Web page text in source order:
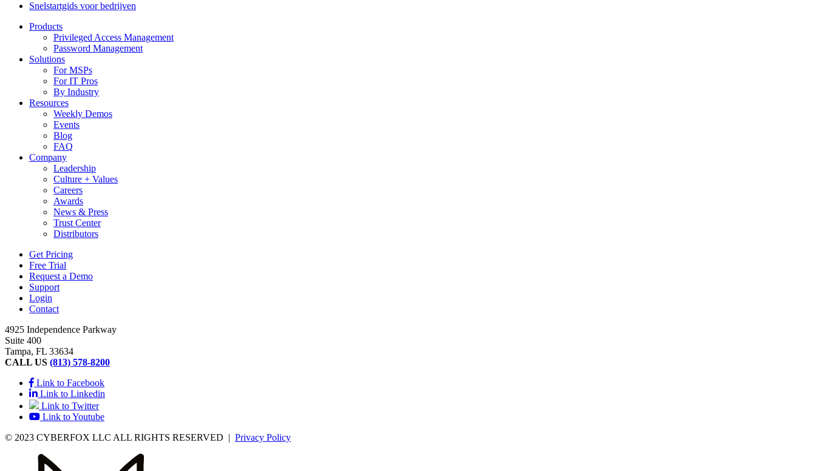
Snelstartgids voor bedrijven
Products
Privileged Access Management
Password Management
Solutions
For MSPs
For IT Pros
By Industry
Resources
Weekly Demos
Events
Blog
FAQ
Company
Leadership
Culture + Values
Careers
Awards
News & Press
Trust Center
Distributors
Get Pricing
Free Trial
Request a Demo
Support
Login
Contact
4925 Independence Parkway
Suite 400
Tampa, FL 33634
CALL US (813) 578-8200
Link to Facebook
Link to Linkedin
Link to Twitter
Link to Youtube
© 2023 CYBERFOX LLC ALL RIGHTS RESERVED | Privacy Policy